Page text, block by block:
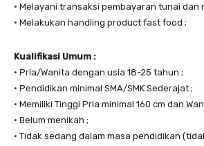
• Melayani transaksi pembayaran tunai dan
• Melakukan handling product fast food ;
Kualifikasi Umum :
• Pria/Wanita dengan usia 18-25 tahun ;
• Pendidikan minimal SMA/SMK Sederajat ;
• Memiliki Tinggi Pria minimal 160 cm dan
• Belum menikah ;
• Tidak sedang dalam masa pendidikan